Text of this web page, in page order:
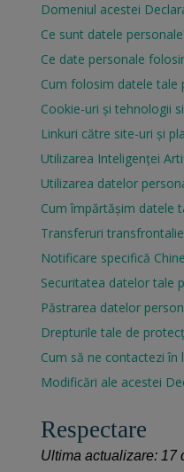
Domeniul acestei
Ce sunt datele
Ce date personale
Cum folosim datele tale
Cookie-uri și tehnologii
Linkuri către site-uri și
Utilizarea Inteligenței
Utilizarea datelor
Cum împărtășim datele
Transferuri
Notificare specifică
Securitatea datelor tale
Păstrarea datelor
Drepturile tale de
Cum să ne contactezi
Modificări ale acestei
Respectare
Ultima actualizare: 17